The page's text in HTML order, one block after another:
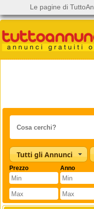
Tutti gli Annunci
Prezzo Anno
Le pagine di